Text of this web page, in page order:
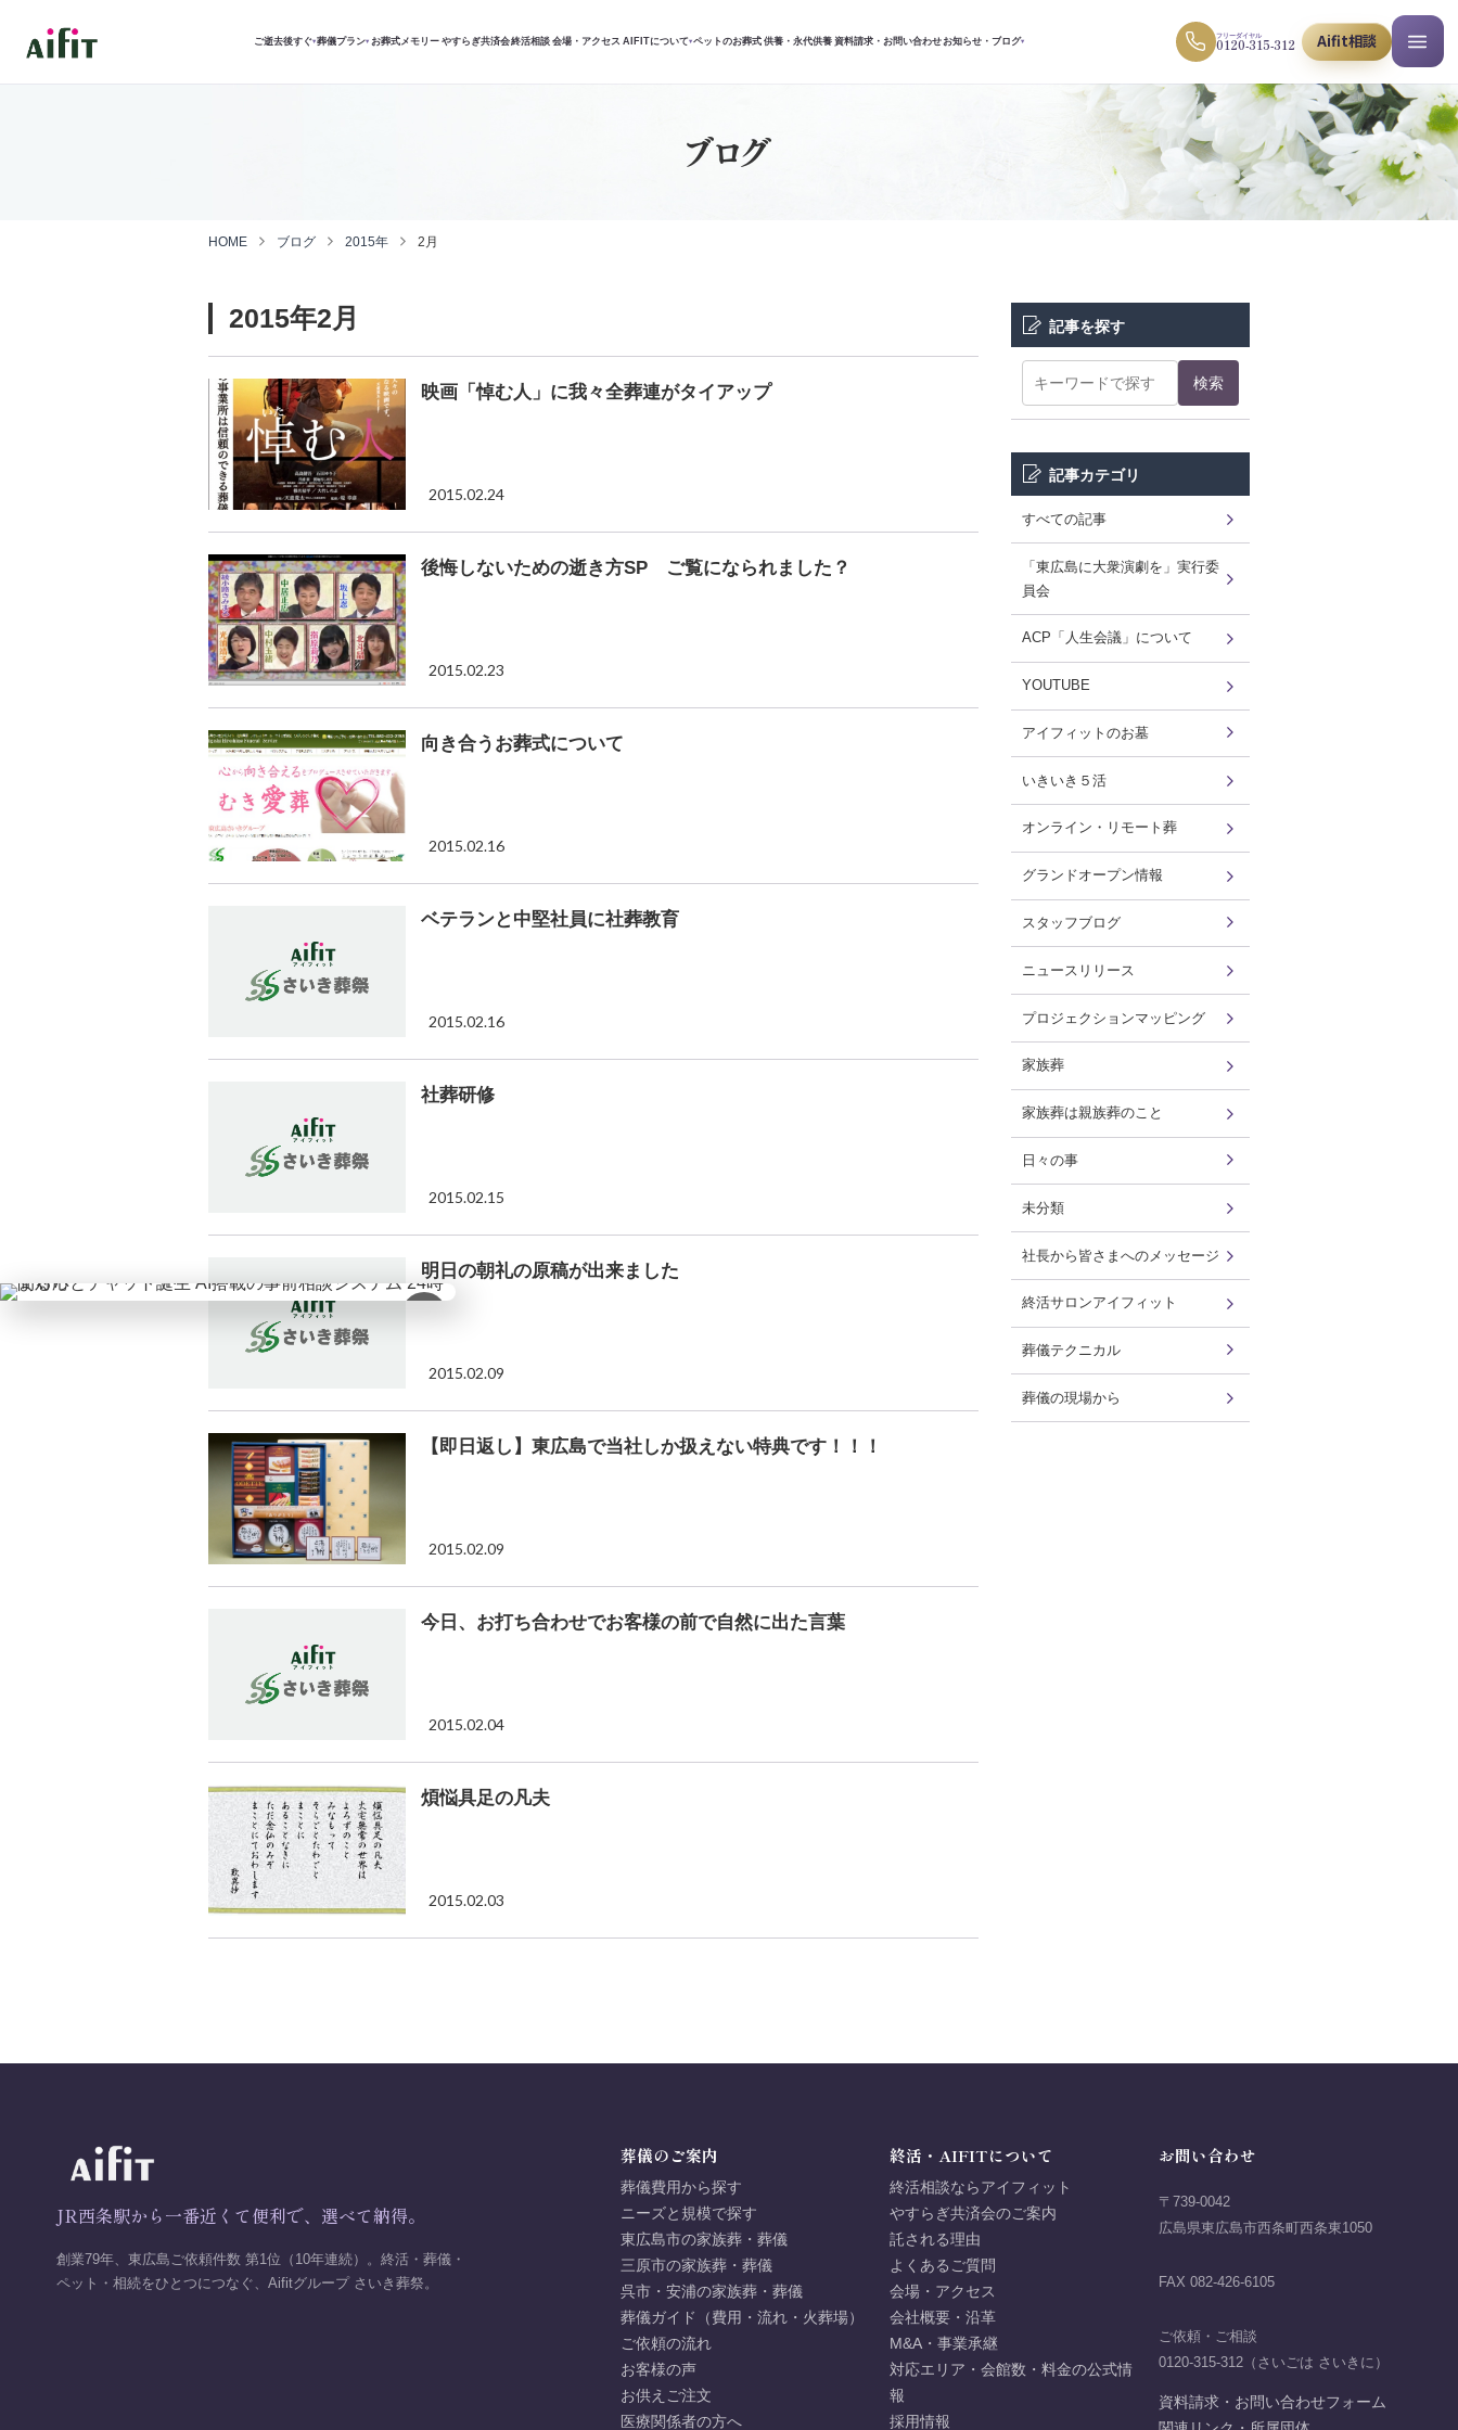
ご逝去後すぐ▾ 葬儀プラン▾ お葬式メモリー やすらぎ共済会終活相談 会場・アクセス AIFITについて▾ ペットのお葬式 供養・永代供養 資料請求・お問い合わせお知らせ・ブログ▾
フリーダイヤル
0120-315-312 Aifit相談
ブログ
HOME ブログ 2015年 2月
2015年2月
映画「悼む人」に我々全葬連がタイアップ
2015.02.24
後悔しないための逝き方SP ご覧になられました？
2015.02.23
向き合うお葬式について
2015.02.16
ベテランと中堅社員に社葬教育
2015.02.16
社葬研修
2015.02.15
明日の朝礼の原稿が出来ました
2015.02.09
【即日返し】東広島で当社しか扱えない特典です！！！
2015.02.09
今日、お打ち合わせでお客様の前で自然に出た言葉
2015.02.04
煩悩具足の凡夫
2015.02.03
記事を探す
検索
記事カテゴリ
すべての記事
「東広島に大衆演劇を」実行委
員会
ACP「人生会議」について
YOUTUBE
アイフィットのお墓
いきいき５活
オンライン・リモート葬
グランドオープン情報
スタッフブログ
ニュースリリース
プロジェクションマッピング
家族葬
家族葬は親族葬のこと
日々の事
未分類
社長から皆さまへのメッセージ
終活サロンアイフィット
葬儀テクニカル
葬儀の現場から
JR西条駅から一番近くて便利で、選べて納得。
創業79年、東広島ご依頼件数 第1位（10年連続）。終活・葬儀・
ペット・相続をひとつにつなぐ、Aifitグループ さいき葬祭。
葬儀のご案内
葬儀費用から探す
ニーズと規模で探す
東広島市の家族葬・葬儀
三原市の家族葬・葬儀
呉市・安浦の家族葬・葬儀
葬儀ガイド（費用・流れ・火葬場）
ご依頼の流れ
お客様の声
お供えご注文
医療関係者の方へ
終活・AIFITについて
終活相談ならアイフィット
やすらぎ共済会のご案内
託される理由
よくあるご質問
会場・アクセス
会社概要・沿革
M&A・事業承継
対応エリア・会館数・料金の公式情
報
採用情報
お問い合わせ
〒739-0042
広島県東広島市西条町西条東1050
FAX 082-426-6105
ご依頼・ご相談
0120-315-312（さいごは さいきに）
資料請求・お問い合わせフォーム